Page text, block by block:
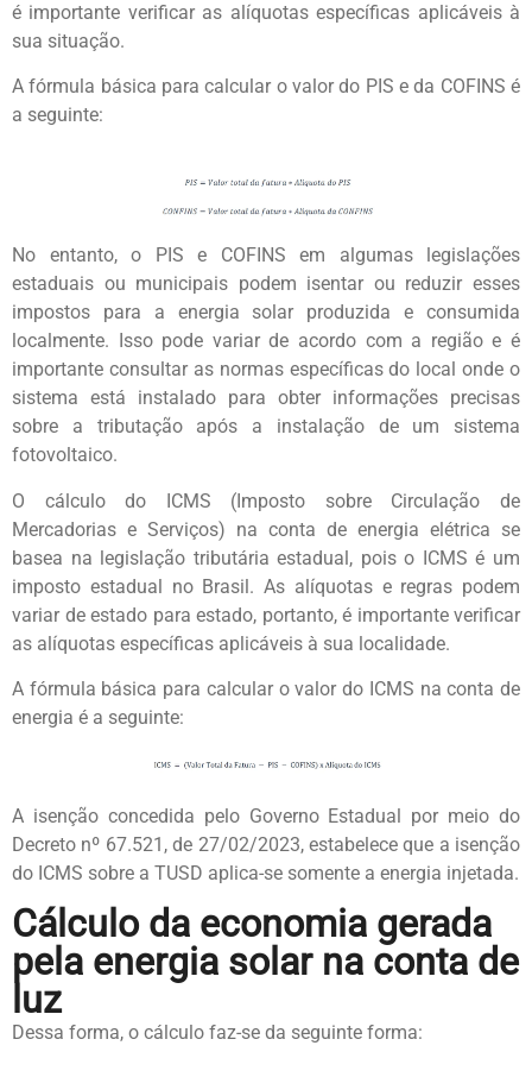
é importante verificar as alíquotas específicas aplicáveis à
sua situação.
A fórmula básica para calcular o valor do PIS e da COFINS é
a seguinte:
No entanto, o PIS e COFINS em algumas legislações
estaduais ou municipais podem isentar ou reduzir esses
impostos para a energia solar produzida e consumida
localmente. Isso pode variar de acordo com a região e é
importante consultar as normas específicas do local onde o
sistema está instalado para obter informações precisas
sobre a tributação após a instalação de um sistema
fotovoltaico.
O cálculo do ICMS (Imposto sobre Circulação de
Mercadorias e Serviços) na conta de energia elétrica se
basea na legislação tributária estadual, pois o ICMS é um
imposto estadual no Brasil. As alíquotas e regras podem
variar de estado para estado, portanto, é importante verificar
as alíquotas específicas aplicáveis à sua localidade.
A fórmula básica para calcular o valor do ICMS na conta de
energia é a seguinte:
A isenção concedida pelo Governo Estadual por meio do
Decreto nº 67.521, de 27/02/2023, estabelece que a isenção
do ICMS sobre a TUSD aplica-se somente a energia injetada.
Cálculo da economia gerada
pela energia solar na conta de
luz
Dessa forma, o cálculo faz-se da seguinte forma: